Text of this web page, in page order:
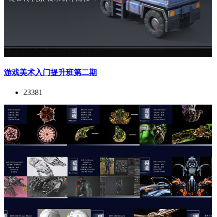
游戏美术入门提升班第二期
23381